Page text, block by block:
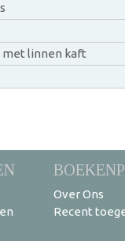
met linnen kaft
Over Ons
Recent